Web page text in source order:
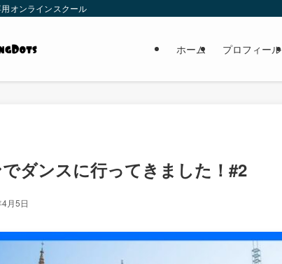
オンラインスクール
ホーム プロフィール
ダンスに行ってきました！#2
月5日